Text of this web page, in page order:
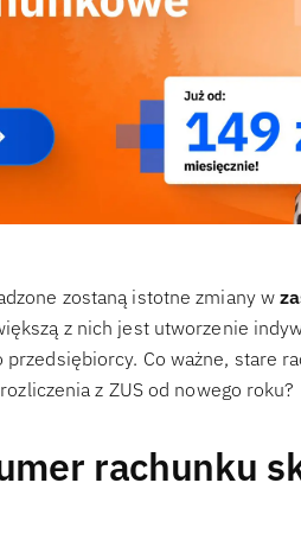
zostaną istotne zmiany w
z nich jest utworzenie
Co ważne, stare
z ZUS od nowego roku?
rachunku